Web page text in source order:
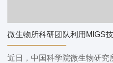
微生物所科研团队利用MIGS
近日，中国科学院微生物研究